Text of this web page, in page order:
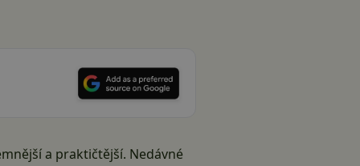
a praktičtější. Nedávné